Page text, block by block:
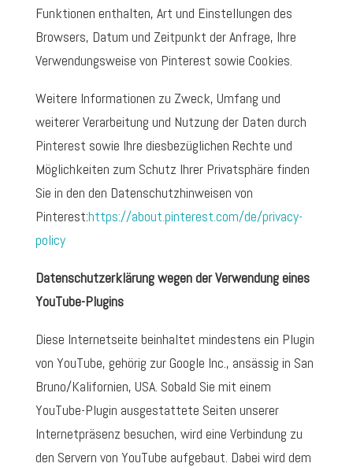
Funktionen enthalten, Art und Einstellungen des
Browsers, Datum und Zeitpunkt der Anfrage, Ihre
Verwendungsweise von Pinterest sowie Cookies.
Weitere Informationen zu Zweck, Umfang und
weiterer Verarbeitung und Nutzung der Daten durch
Pinterest sowie Ihre diesbezüglichen Rechte und
Möglichkeiten zum Schutz Ihrer Privatsphäre finden
Sie in den den Datenschutzhinweisen von
Pinterest:https://about.pinterest.com/de/privacy-
policy
Datenschutzerklärung wegen der Verwendung eines
YouTube-Plugins
Diese Internetseite beinhaltet mindestens ein Plugin
von YouTube, gehörig zur Google Inc., ansässig in San
Bruno/Kalifornien, USA. Sobald Sie mit einem
YouTube-Plugin ausgestattete Seiten unserer
Internetpräsenz besuchen, wird eine Verbindung zu
den Servern von YouTube aufgebaut. Dabei wird dem